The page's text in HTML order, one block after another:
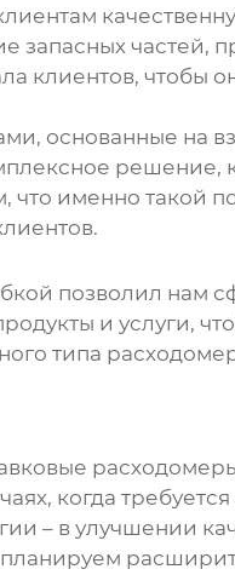
запасных частей,
клиентов, чтобы
основанные на
решение,
именно такой
позволил нам
и услуги,
типа
когда
– в улучшении